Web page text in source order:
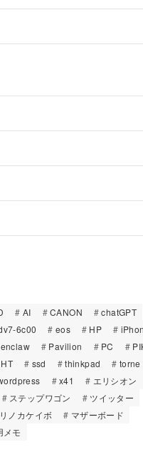
AI CANON
chatGPT
6c00 eos HP
Pavilion PC
ssd thinkpad
torne
x41
エリシオン
ステップワゴン
ツイッター
ノカケイボ
マザーボード
メモ